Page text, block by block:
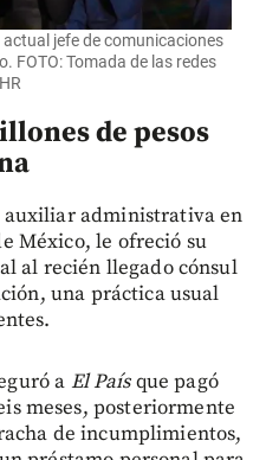
jefe de comunicaciones
FOTO: Tomada de las redes
de pesos
auxiliar administrativa en
México, le ofreció su
al recién llegado cónsul
una práctica usual
a El Paísque pagó
meses, posteriormente
de incumplimientos,